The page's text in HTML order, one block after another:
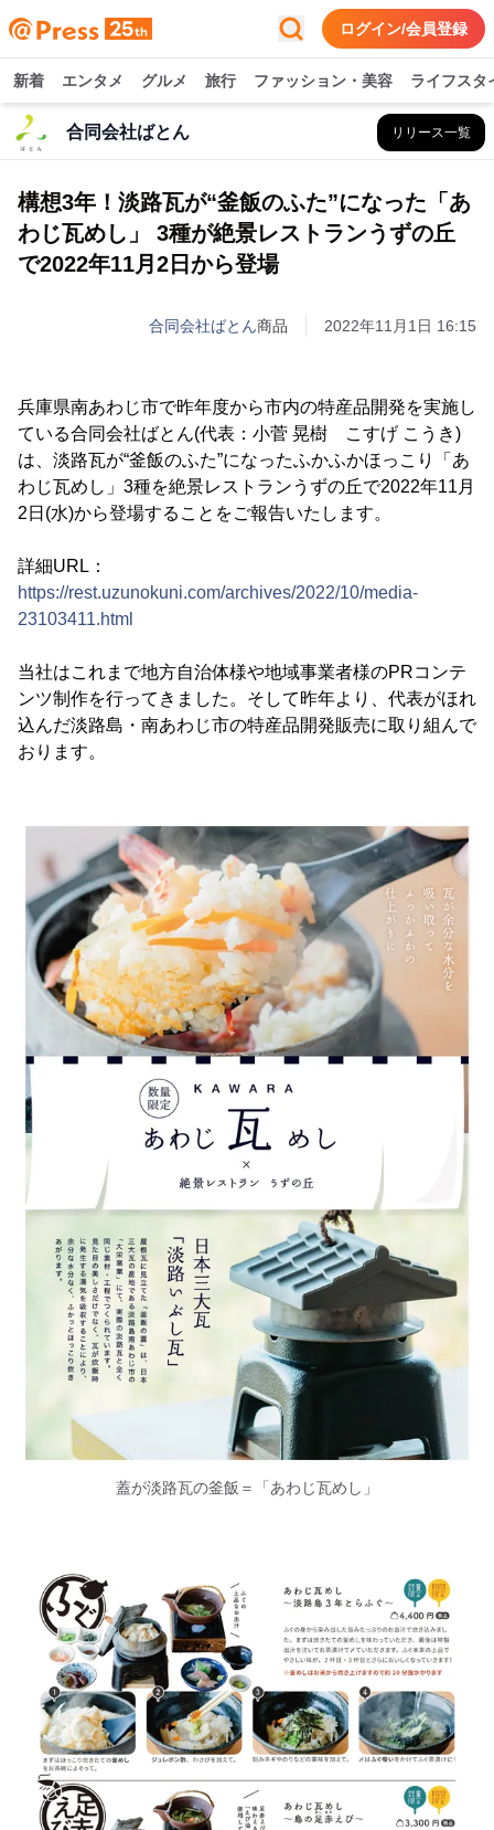
ログイン/会員登録
新着 エンタメ グルメ 旅行 ファッション・美容 ライフスタ
合同会社ばとん リリース一覧
構想3年！淡路瓦が“釜飯のふた”になった「あ
わじ瓦めし」 3種が絶景レストランうずの丘
で2022年11月2日から登場
合同会社ばとん商品 2022年11月1日 16:15
兵庫県南あわじ市で昨年度から市内の特産品開発を実施し
ている合同会社ばとん(代表：小菅 晃樹 こすげ こうき)
は、淡路瓦が“釜飯のふた”になったふかふかほっこり「あ
わじ瓦めし」3種を絶景レストランうずの丘で2022年11月
2日(水)から登場することをご報告いたします。
詳細URL：
https://rest.uzunokuni.com/archives/2022/10/media-
23103411.html
当社はこれまで地方自治体様や地域事業者様のPRコンテ
ンツ制作を行ってきました。そして昨年より、代表がほれ
込んだ淡路島・南あわじ市の特産品開発販売に取り組んで
おります。
蓋が淡路瓦の釜飯＝「あわじ瓦めし」